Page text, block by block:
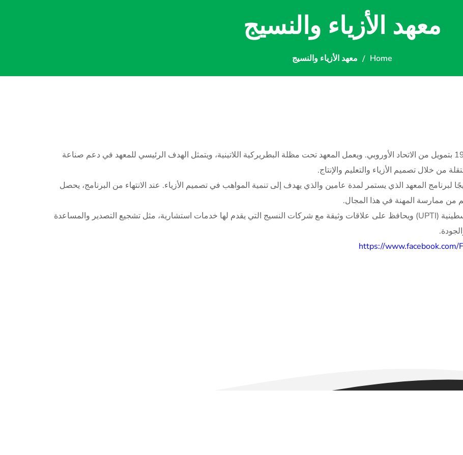
معهد الأزياء والنسيج
Home معهد الأزياء والنسيج
تأسس معهد بيت ساحور للأزياء والنسيج (FTI) عام 1994 بتمويل من الاتحاد الأوروبي. ويعمل المعهد تحت مظلة البطريركية اللاتينية، ويتمثل الهدف الرئيسي للمعهد في دعم صناعة
من خلال تصميم الأزياء والتعليم والإنتاج.
لبرنامج المعهد الذي يستمر لمدة عامين والذي يهدف إلى تنمية المواهب في تصميم الأزياء. عند الانتهاء من البرنامج، يحصل
من ممارسة المهنة في هذا المجال.
يعد المعهد جزءًا لا يتجزأ من اتحاد صناعات النسيج الفلسطينية (UPTI) ويحافظ على علاقات وثيقة مع شركات النسيج التي يقدم لها خدمات استشارية، مثل تشجيع التصدير والمساعدة
https://www.facebook.com/